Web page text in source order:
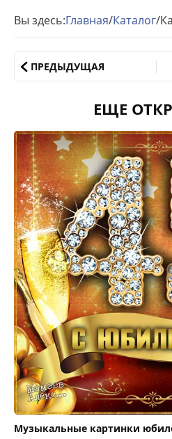
Вы здесь:Главная/Каталог/
ПРЕДЫДУЩАЯ
ЕЩЕ
Музыкальные картинки